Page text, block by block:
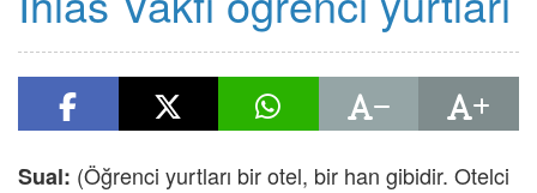
Sual: (Öğrenci yurtları bir otel, bir han gibidir. Otelci